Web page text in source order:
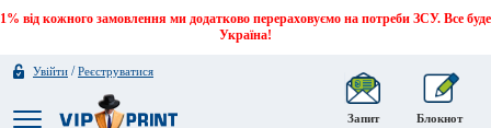
1% від кожного замовлення ми додатково перераховуємо на потреби ЗСУ. Все буде
Україна!
Увійти /Реєструватися
Запит
Блокнот